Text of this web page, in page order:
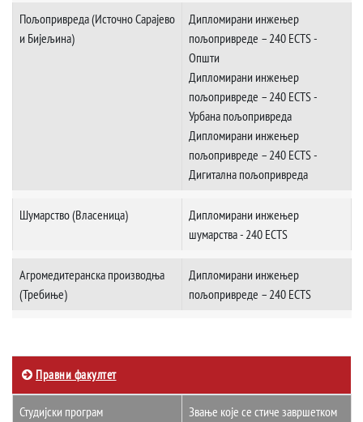
Пољопривреда (Источно Сарајево
и Бијељина)
Дипломирани инжењер
пољопривреде – 240 ECTS -
Општи
Дипломирани инжењер
пољопривреде – 240 ECTS -
Урбана пољопривреда
Дипломирани инжењер
пољопривреде – 240 ECTS -
Дигитална пољопривреда
Шумарство (Власеница)
Дипломирани инжењер
шумарства - 240 ECTS
Агромедитеранска производња
(Требиње)
Дипломирани инжeњер
пољопривреде – 240 ECTS
Правни факултет
Студијски програм
Звање које се стиче завршетком